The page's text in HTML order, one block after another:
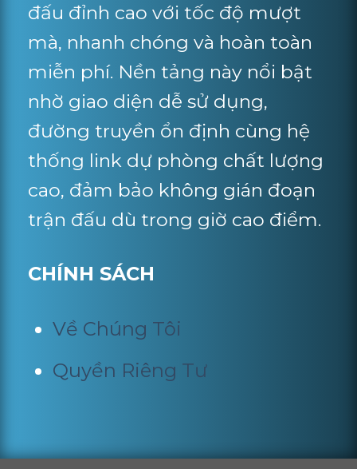
đấu đỉnh cao với tốc độ mượt
mà, nhanh chóng và hoàn toàn
miễn phí. Nền tảng này nổi bật
nhờ giao diện dễ sử dụng,
đường truyền ổn định cùng hệ
thống link dự phòng chất lượng
cao, đảm bảo không gián đoạn
trận đấu dù trong giờ cao điểm.
CHÍNH SÁCH
Về Chúng Tôi
Quyền Riêng Tư